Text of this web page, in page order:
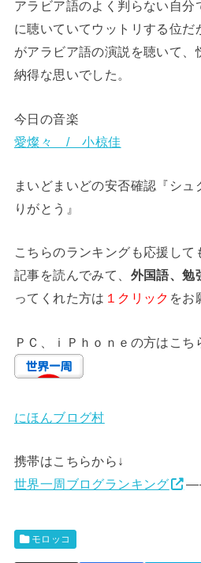
アラビア語のよく判らない自分
に聴いていてウットリする位だ
がアラビア語の演説を聴いて、
納得な思いでした。
今日の音楽
愛燦々 / 小椋佳
まいどまいどの安否確認『シ
りがとう』
こちらのランキングも応援して
記事を読んでみて、 外国語、勉
ってくれた方は １クリック をお
ＰＣ、ｉＰｈｏｎｅの方はこち
にほんブログ村
携帯はこちらから↓
世界一周ブログランキング
モロッコ